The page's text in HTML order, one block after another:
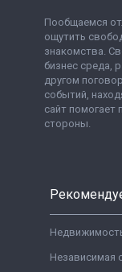
Пообщаемся
ощутить
знакомства.
бизнес среда,
другом
событий,
сайт помогает
стороны.
Независимая